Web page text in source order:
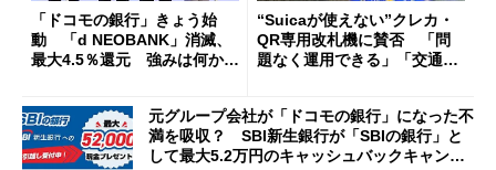
「ドコモの銀行」きょう始
動 「d NEOBANK」消滅、
最大4.5％還元 強みは何か解
“Suicaが使えない”クレカ・
QR専用改札機に賛否 「問
題なく運用できる」「交通系I
元グループ会社が「ドコモの銀行」になった不
満を吸収？ SBI新生銀行が「SBIの銀行」と
して最大5.2万円のキャッシュバックキャンペ